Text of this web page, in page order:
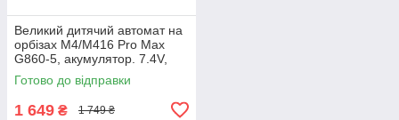
Великий дитячий автомат на
орбізах М4/М416 Pro Max
G860-5, акумулятор. 7.4V,
довжина 96 см
Готово до відправки
1 649 ₴ 1 749 ₴